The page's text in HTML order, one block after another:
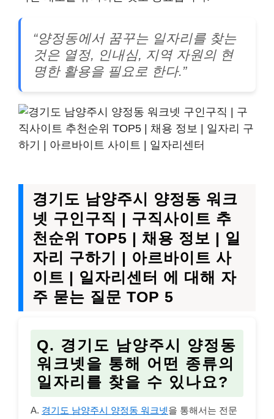
“양정동에서 꿈꾸는 일자리를 찾는
것은 열정, 인내심, 지역 자원의 현
명한 활용을 필요로 한다.”
경기도 남양주시 양정동 워크
넷 구인구직 | 구직사이트 추
천순위 TOP5 | 채용 정보 | 일
자리 구하기 | 아르바이트 사
이트 | 일자리센터 에 대해 자
주 묻는 질문 TOP 5
Q. 경기도 남양주시 양정동
워크넷을 통해 어떤 종류의
일자리를 찾을 수 있나요?
A. 경기도 남양주시 양정동 워크넷을 통해서는 전문